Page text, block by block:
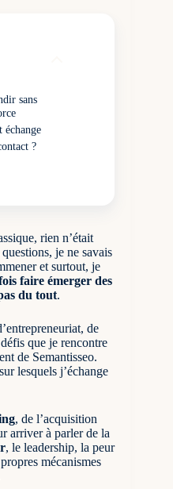
sans
échange
?
rien n’était
je ne savais
et surtout, je
faire émerger des
du tout.
de
que je rencontre
de Semantisseo.
lesquels j’échange
, de l’acquisition
arriver à parler de la
, le leadership, la peur
mécanismes